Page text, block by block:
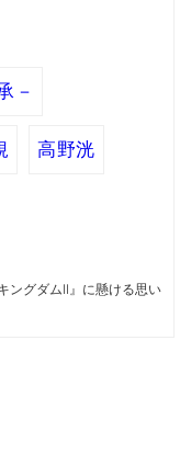
－
高野洸
ングダムII』に懸ける思い